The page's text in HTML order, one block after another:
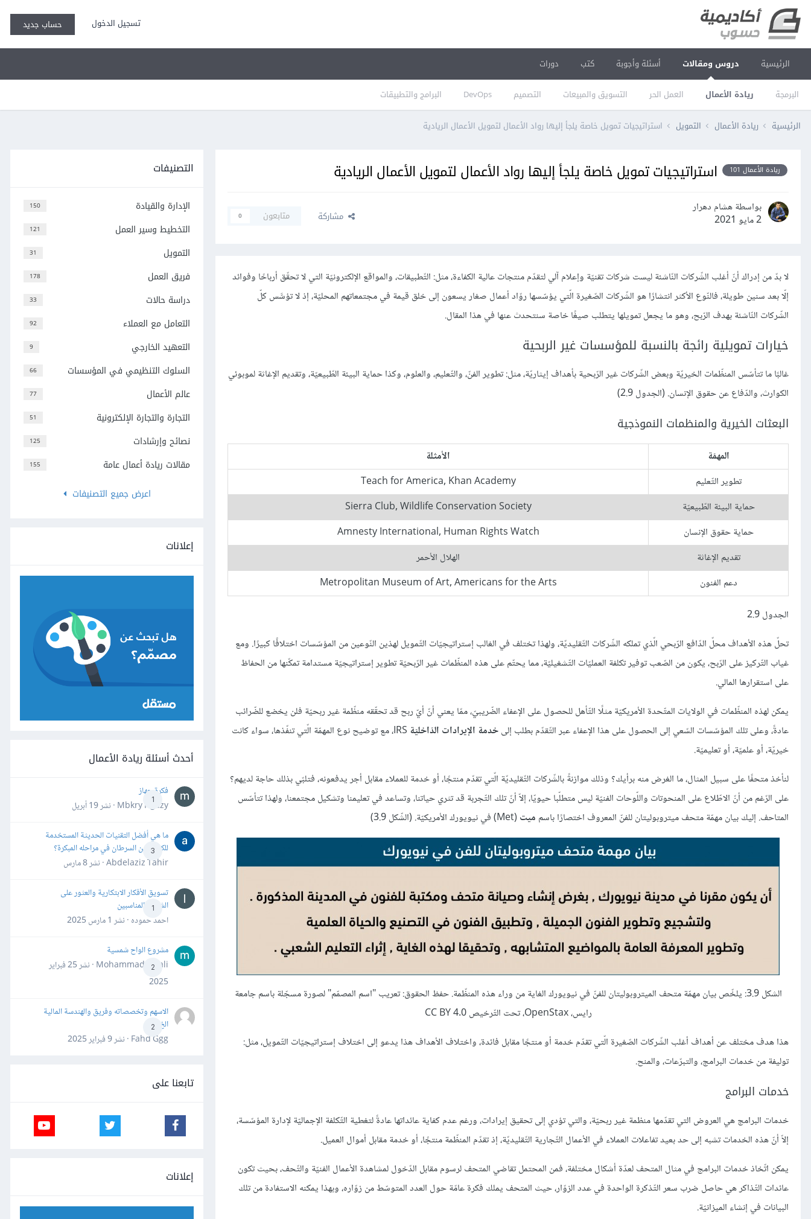
تسجيل الدخول حساب جديد
الرئيسية دروس ومقالات
البرمجة ريادة الأعمال العمل الحر التسويق والمبيعات التصميم DevOps البرامج والتطبيقات
أسئلة وأجوبة كتب دورات
الرئيسية ريادة الأعمال التمويل استراتيجيات تمويل خاصة يلجأ إليها رواد الأعمال لتمويل الأعمال الريادية
ريادة الأعمال 101 استراتيجيات تمويل خاصة يلجأ إليها رواد الأعمال لتمويل الأعمال الريادية
بواسطة هشام دهرار
2 مايو 2021
مشاركة متابعون 0
لا بدّ من إدراك أنّ أغلب الشّركات النّاشئة ليست شركات تقنيّة وإعلام آلي لتقدّم منتجات عالية الكفاءة، مثل: التّطبيقات، والمواقع الإلكترونيّة التي لا تحقّق أرباحًا وفوائد
إلّا بعد سنين طويلة، فالنّوع الأكثر انتشارًا هو الشّركات الصّغيرة الّتي يؤسّسها روّاد أعمال صغار يسعون إلى خلق قيمة في مجتمعاتهم المحليّة، إذ لا تؤسَّس كلّ
الشّركات النّاشئة بهدف الرّبح، وهو ما يجعل تمويلها يتطلب صيغًا خاصة سنتحدث عنها في هذا المقال.
خيارات تمويلية رائجة بالنسبة للمؤسسات غير الربحية
غالبًا ما تتأسّس المنظّمات الخيريّة وبعض الشّركات غير الرّبحية بأهداف إيثاريّة، مثل: تطوير الفنّ، والتّعليم، والعلوم، وكذا حماية البيئة الطّبيعيّة، وتقديم الإغاثة لموبوئي
الكوارث، والدّفاع عن حقوق الإنسان. (الجدول 2.9)
البعثات الخيرية والمنظمات النموذجية
المهمّة
الأمثلة
تطوير التّعليم
Teach for America, Khan Academy
حماية البيئة الطّبيعيّة
Sierra Club, Wildlife Conservation Society
حماية حقوق الإنسان
Amnesty International, Human Rights Watch
تقديم الإغاثة
الهلال الأحمر
دعم الفنون
Metropolitan Museum of Art, Americans for the Arts
الجدول 2.9
تحلّ هذه الأهداف محلّ الدّافع الرّبحي الّذي تملكه الشّركات التّقليديّة، ولهذا تختلف في الغالب إستراتيجيّات التّمويل لهذين النّوعين من المؤسّسات اختلافًا كبيرًا. ومع
غياب التّركيز على الرّبح، يكون من الصّعب توفير تكلفة العمليّات التّشغيليّة، مما يحتّم على هذه المنظّمات غير الرّبحيّة تطوير إستراتيجيّة مستدامة تمكّنها من الحفاظ
على استقرارها المالي.
يمكن لهذه المنظّمات في الولايات المتّحدة الأمريكيّة مثلًا التّأهل للحصول على الإعفاء الضّريبيّ، ممّا يعني أنّ أيّ ربح قد تحقّقه منظّمة غير ربحيّة فلن يخضع للضّرائب
عادةً، وعلى تلك المؤسّسات السّعي إلى الحصول على هذا الإعفاء عبر التّقدّم بطلب إلىخدمة الإيرادات الدّاخليّة
IRS، مع توضيح نوع المهمّة الّتي تنفّذها، سواء كانت
خيريّة، أو علميّة، أو تعليميّة.
لنأخذ متحفًا على سبيل المثال، ما الغرض منه برأيك؟ وذلك موازنةً بالشّركات التّقليديّة الّتي تقدّم منتجًا، أو خدمة للعملاء مقابل أجر يدفعونه، فتلبّي بذلك حاجة لديهم؟
على الرّغم من أنّ الاطّلاع على المنحوتات واللّوحات الفنيّة ليس متطلّبا حيويّا، إلاّ أنّ تلك التّجربة قد تثري حياتنا، وتساعد في تعليمنا وتشكيل مجتمعنا، ولهذا تتأسّس
المتاحف. إليك بيان مهمّة متحف ميتروبوليتان للفنّ المعروف اختصارًا باسم ميت (Met) في نيويورك الأمريكيّة. (الشّكل 3.9)
الشكل 3.9: يلخّص بيان مهمّة متحف الميتروبوليتان للفنّ في نيويورك الغاية من وراء هذه المنظّمة. حفظ الحقوق: تعريب "اسم المصمّم" لصورة مسجّلة باسم جامعة
رايس، OpenStax، تحت التّرخيص CC BY 4.0
هذا هدف مختلف عن أهداف أغلب الشّركات الصّغيرة الّتي تقدّم خدمة أو منتجًا مقابل فائدة، واختلاف الأهداف هذا يدعو إلى اختلاف إستراتيجيّات التّمويل، مثل:
توليفة من خدمات البرامج، والتبرّعات، والمنح.
خدمات البرامج
خدمات البرامج هي العروض التي تقدّمها منظمة غير ربحيّة، والتي تؤدي إلى تحقيق إيرادات، ورغم عدم كفاية عائداتها عادةً لتغطية التّكلفة الإجماليّة لإدارة المؤسّسة،
إلاّ أنّ هذه الخدمات تشبه إلى حد بعيد تفاعلات العملاء في الأعمال التّجارية التّقليديّة، إذ تقدّم المنظّمة منتجًا، أو خدمة مقابل أموال العميل.
يمكن اتّخاذ خدمات البرامج في مثال المتحف لعدّة أشكال مختلفة، فمن المحتمل تقاضي المتحف لرسوم مقابل الدّخول لمشاهدة الأعمال الفنيّة والتّحف، بحيث تكون
عائدات التّذاكر هي حاصل ضرب سعر التّذكرة الواحدة في عدد الزوّار، حيث المتحف يملك فكرة عامّة حول العدد المتوسّط من زوّاره، وبهذا يمكنه الاستفادة من تلك
البيانات في إنشاء الميزانيّة.
التصنيفات
150 الإدارة والقيادة
121 التخطيط وسير العمل
31 التمويل
178 فريق العمل
33 دراسة حالات
92 التعامل مع العملاء
9 التعهيد الخارجي
66 السلوك التنظيمي في المؤسسات
77 عالم الأعمال
51 التجارة والتجارة الإلكترونية
125 نصائح وإرشادات
155
مقالات ريادة أعمال عامة
اعرض جميع التصنيفات
إعلانات
أحدث أسئلة ريادة الأعمال
1
فكرة جهاز
Mbkry Hgazy · نشر
19 أبريل
3
ما هي أفضل التقنيات الحديثة المستخدمة
للكشف عن السرطان في مراحله المبكرة؟
Abdelaziz Tahir · نشر
8 مارس
1
تسويق الأفكار الابتكارية والعثور على
الشركاء المناسبين
احمد حموده · نشر 1 مارس 2025
2
مشروع الواح شمسية
Mohammad Awali · نشر
25 فبراير
2025
2
الاسهم وتخصصاته وفريق والهندسة المالية
الخ
Fahd Ggg · نشر
9 فبراير 2025
تابعنا على
إعلانات